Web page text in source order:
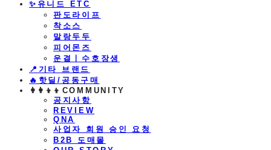
​✨유니드 ETC
판도라이프
착소스
말랑두두
피어몬즈
운결ㅣ수호장생
📍기타 브랜드
🔥핫딜/공동구매
👩‍👩‍👦‍👦COMMUNITY
공지사항
REVIEW
QNA
사업자 회원 승인 요청
B2B 도매몰